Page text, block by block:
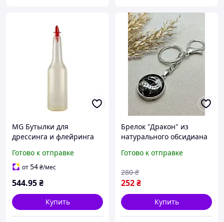
MG Бутылки для
дрессинга и флейринга
бара Товары для
барменов Аксессуары для
бутылки
Готово к отправке
от54₴/мес
544.95₴
Купить
Брелок "Дракон" из
натурального обсидиана
нержавеющей стали
Сильный и стильный
аксессуар,
Готово к отправке
252₴
280 ₴
Купить